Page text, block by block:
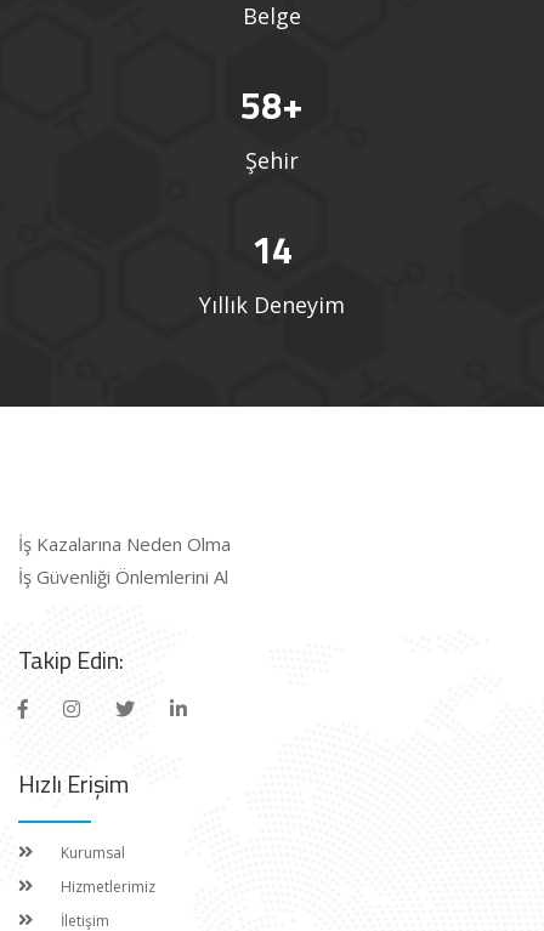
Belge
58+
Şehir
14
Yıllık Deneyim
İş Kazalarına Neden Olma
İş Güvenliği Önlemlerini Al
Takip Edin:
Hızlı Erişim
Kurumsal
Hizmetlerimiz
İletişim